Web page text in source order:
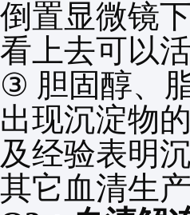
倒置显微镜
看上去可以
③ 胆固醇、
出现沉淀物
及经验表明
其它血清生